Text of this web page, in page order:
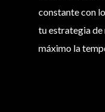
constante con
tu estrategia
máximo la